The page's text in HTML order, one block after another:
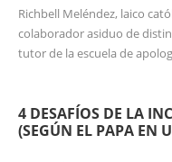
Richbell Meléndez, laico
colaborador asiduo de
tutor de la escuela de
4 DESAFÍOS DE LA
(SEGÚN EL PAPA EN